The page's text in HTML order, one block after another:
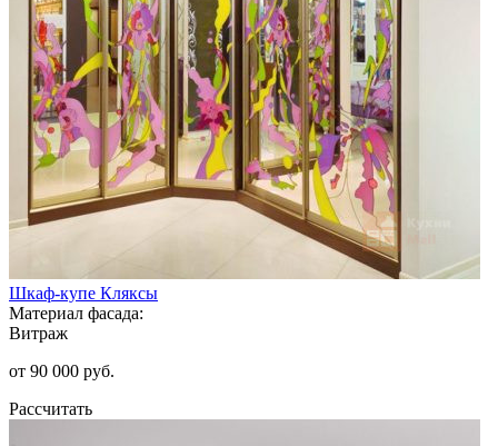
Шкаф-купе Кляксы
Материал фасада:
Витраж
от 90 000 руб.
Рассчитать